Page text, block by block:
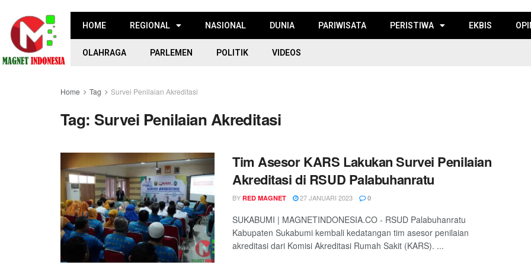
HOME REGIONAL NASIONAL DUNIA PARIWISATA PERISTIWA EKBIS
OLAHRAGA PARLEMEN POLITIK VIDEOS
Home Tag Survei Penilaian Akreditasi
Tag: Survei Penilaian Akreditasi
Tim Asesor KARS Lakukan Survei Penilaian
Akreditasi di RSUD Palabuhanratu
BY RED MAGNET 27 JANUARI 2023 0
SUKABUMI | MAGNETINDONESIA.CO - RSUD Palabuhanratu
Kabupaten Sukabumi kembali kedatangan tim asesor penilaian
akreditasi dari Komisi Akreditasi Rumah Sakit (KARS). ...